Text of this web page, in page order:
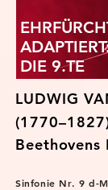
DIE 9.TE
LUDWIG
Beethovens
Sinfonie Nr. 9 d-